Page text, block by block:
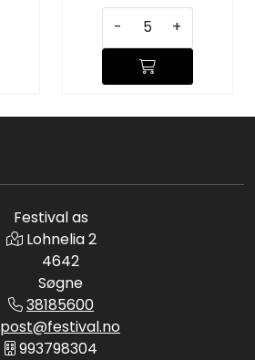
- +
Festival as
Lohnelia 2
4642
Søgne
38185600
post@festival.no
993798304